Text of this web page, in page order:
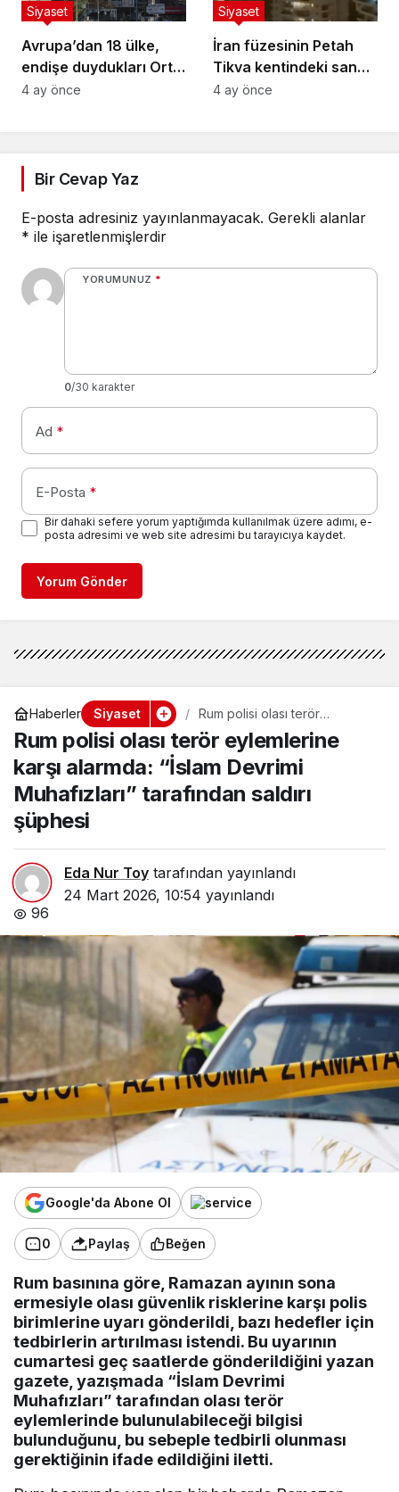
Avrupa’dan 18 ülke,
endişe duydukları Orta
Doğu ve Lübnan’da
Siyaset
4 ay önce
İran füzesinin Petah
Tikva kentindeki sanayi
bölgesine isabetiyle
Siyaset
4 ay önce
Bir Cevap Yaz
E-posta adresiniz yayınlanmayacak. Gerekli alanlar
* ile işaretlenmişlerdir
YORUMUNUZ *
0/30 karakter
Ad *
E-Posta *
Bir dahaki sefere yorum yaptığımda kullanılmak üzere adımı, e-
posta adresimi ve web site adresimi bu tarayıcıya kaydet.
Yorum Gönder
Haberler Siyaset
Rum polisi olası terör
eylemlerine karşı alarmda:
“İslam Devrimi Muhafızları”
tarafından saldırı şüphesi
Rum polisi olası terör eylemlerine
karşı alarmda: “İslam Devrimi
Muhafızları” tarafından saldırı
şüphesi
Eda Nur Toy tarafından yayınlandı
24 Mart 2026, 10:54 yayınlandı
96
Google'da Abone Ol
0 Paylaş Beğen
Rum basınına göre, Ramazan ayının sona
ermesiyle olası güvenlik risklerine karşı polis
birimlerine uyarı gönderildi, bazı hedefler için
tedbirlerin artırılması istendi. Bu uyarının
cumartesi geç saatlerde gönderildiğini yazan
gazete, yazışmada “İslam Devrimi
Muhafızları” tarafından olası terör
eylemlerinde bulunulabileceği bilgisi
bulunduğunu, bu sebeple tedbirli olunması
gerektiğinin ifade edildiğini iletti.